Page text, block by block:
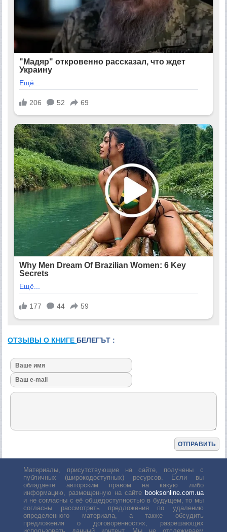
ОТЗЫВЫ О КНИГЕ БЕЛЕГЪТ :
Материалы, присутствующие на сайте, получены с
публичных (широкодоступных) ресурсов. Если вы
обладаете авторским правом на какую либо
информацию, размещенную на сайте booksonline.com.ua
и не согласны с её общедоступностью в будущем, то мы
согласны рассмотреть предложения по удалению
определенного материала, а также обсудить
предложения о договоренностях, разрешающих
использовать данный контент. Мы не отслеживаем